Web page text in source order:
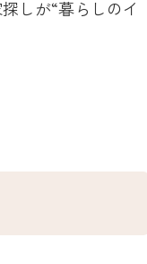
しが“暮らしのイ